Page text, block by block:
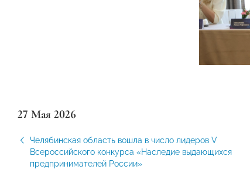
27 Мая 2026
Челябинская область вошла в число лидеров V
Всероссийского конкурса «Наследие выдающихся
предпринимателей России»